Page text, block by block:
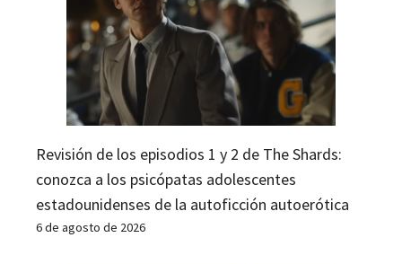
Revisión de los episodios 1 y 2 de The Shards:
conozca a los psicópatas adolescentes
estadounidenses de la autoficción autoerótica
6 de agosto de 2026